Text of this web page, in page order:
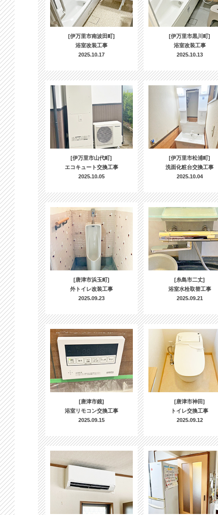
[伊万里市南波田町]
浴室改装工事
2025.10.17
[伊万里市黒川町]
浴室改装工事
2025.10.13
[伊万里市山代町]
エコキュート交換工事
2025.10.05
[伊万里市松浦町]
洗面化粧台交換工事
2025.10.04
[唐津市浜玉町]
外トイレ改装工事
2025.09.23
[糸島市二丈]
浴室水栓取替工事
2025.09.21
[唐津市鏡]
浴室リモコン交換工事
2025.09.15
[唐津市神田]
トイレ交換工事
2025.09.12